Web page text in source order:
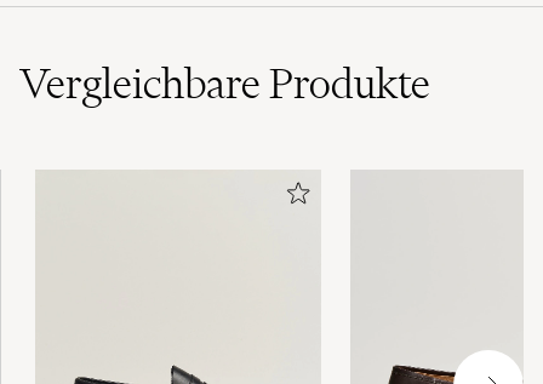
VergleichbareProdukte